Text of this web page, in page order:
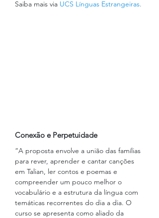
Saiba mais via UCS Línguas Estrangeiras.
Conexão e Perpetuidade
“A proposta envolve a união das famílias
para rever, aprender e cantar canções
em Talian, ler contos e poemas e
compreender um pouco melhor o
vocabulário e a estrutura da língua com
temáticas recorrentes do dia a dia. O
curso se apresenta como aliado da